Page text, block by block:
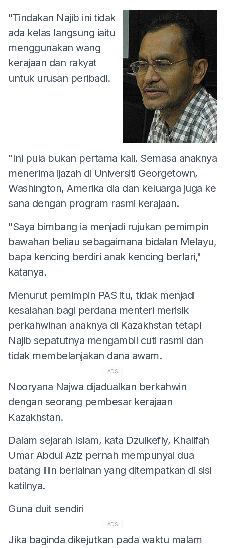
"Tindakan Najib ini tidak
ada kelas langsung iaitu
menggunakan wang
kerajaan dan rakyat
untuk urusan peribadi.
"Ini pula bukan pertama kali. Semasa anaknya
menerima ijazah di Universiti Georgetown,
Washington, Amerika dia dan keluarga juga ke
sana dengan program rasmi kerajaan.
"Saya bimbang ia menjadi rujukan pemimpin
bawahan beliau sebagaimana bidalan Melayu,
bapa kencing berdiri anak kencing berlari,"
katanya.
Menurut pemimpin PAS itu, tidak menjadi
kesalahan bagi perdana menteri merisik
perkahwinan anaknya di Kazakhstan tetapi
Najib sepatutnya mengambil cuti rasmi dan
tidak membelanjakan dana awam.
ADS
Nooryana Najwa dijadualkan berkahwin
dengan seorang pembesar kerajaan
Kazakhstan.
Dalam sejarah Islam, kata Dzulkefly, Khalifah
Umar Abdul Aziz pernah mempunyai dua
batang lilin berlainan yang ditempatkan di sisi
katilnya.
Guna duit sendiri
ADS
Jika baginda dikejutkan pada waktu malam